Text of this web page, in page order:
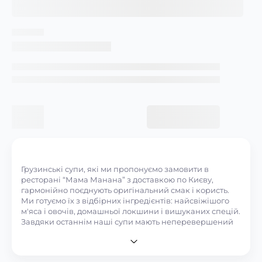
Грузинські супи, які ми пропонуємо замовити в
ресторані “Мама Манана” з доставкою по Києву,
гармонійно поєднують оригінальний смак і користь.
Ми готуємо їх з відбірних інгредієнтів: найсвіжішого
м'яса і овочів, домашньої локшини і вишуканих спецій.
Завдяки останнім наші супи мають неперевершений
з доставкою можна в режимі онлайн заздалегідь на